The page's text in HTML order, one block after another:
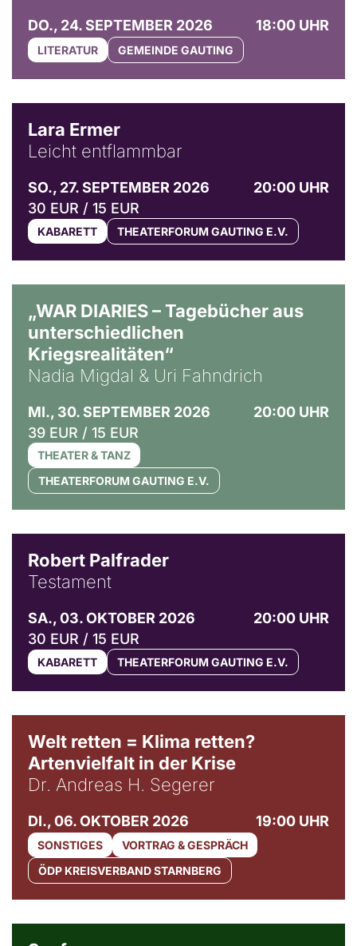
DO., 24. SEPTEMBER 2026 18:00 UHR
LITERATUR GEMEINDE GAUTING
Lara Ermer
Leicht entflammbar
SO., 27. SEPTEMBER 2026
20:00 UHR
30 EUR / 15 EUR
KABARETT THEATERFORUM GAUTING E.V.
„WAR DIARIES – Tagebücher aus
unterschiedlichen
Kriegsrealitäten“
Nadia Migdal & Uri Fahndrich
MI., 30. SEPTEMBER 2026
20:00 UHR
39 EUR / 15 EUR
THEATER & TANZ
THEATERFORUM GAUTING E.V.
Robert Palfrader
Testament
SA., 03. OKTOBER 2026
20:00 UHR
30 EUR / 15 EUR
KABARETT THEATERFORUM GAUTING E.V.
Welt retten = Klima retten?
Artenvielfalt in der Krise
Dr. Andreas H. Segerer
DI., 06. OKTOBER 2026 19:00 UHR
SONSTIGES
VORTRAG & GESPRÄCH
ÖDP KREISVERBAND STARNBERG